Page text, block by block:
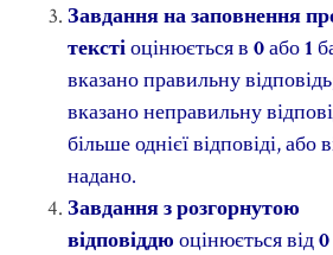
Завдання на заповнення
текстіоцінюється в 0або1
вказано правильну
вказано неправильну
більше однієї відповіді, або
надано.
Завдання з розгорнутою
відповіддю оцінюється від0